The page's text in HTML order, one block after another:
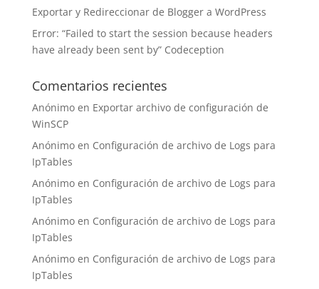
Exportar y Redireccionar de Blogger a WordPress
Error: “Failed to start the session because headers
have already been sent by” Codeception
Comentarios recientes
Anónimoen Exportar archivo de configuración de
WinSCP
Anónimoen Configuración de archivo de Logs para
IpTables
Anónimoen Configuración de archivo de Logs para
IpTables
Anónimoen Configuración de archivo de Logs para
IpTables
Anónimoen Configuración de archivo de Logs para
IpTables